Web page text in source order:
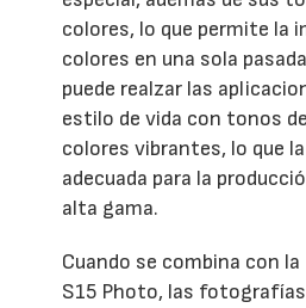
colores, lo que permite la
colores en una sola
puede realzar las
estilo de vida con tonos
colores vibrantes, lo que
adecuada para la
alta gama.
Cuando se combina con
S15 Photo, las